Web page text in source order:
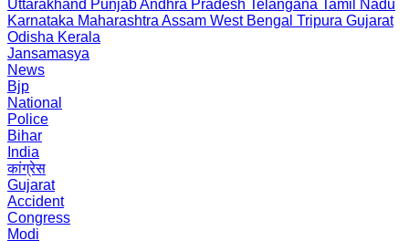
Uttarakhand PunjabAndhra Pradesh Telangana Tamil Nadu
Karnataka Maharashtra Assam West Bengal Tripura Gujarat
Odisha Kerala
Jansamasya
News
Bjp
National
Police
Bihar
India
कांग्रेस
Gujarat
Accident
Congress
Modi